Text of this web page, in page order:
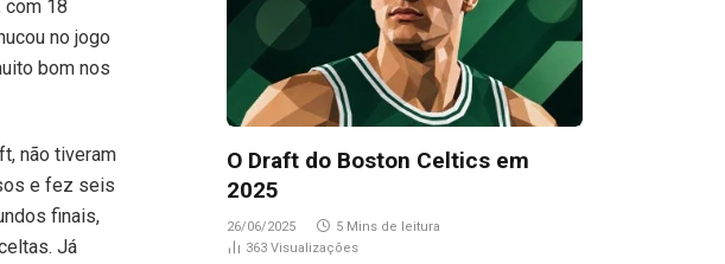
com 18
no jogo
bom nos
não tiveram
e fez seis
finais,
Já
O Draft do Boston Celtics em
2025
26/06/2025
5 Mins de leitura
363 Visualizações